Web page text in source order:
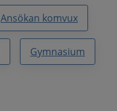
Ansökan komvux
Gymnasium